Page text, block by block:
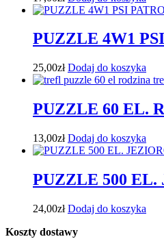
PUZZLE 4W1
25,00zł Dodaj do koszyka
PUZZLE 60 EL.
13,00zł Dodaj do koszyka
PUZZLE 500 EL.
24,00zł Dodaj do koszyka
Koszty dostawy